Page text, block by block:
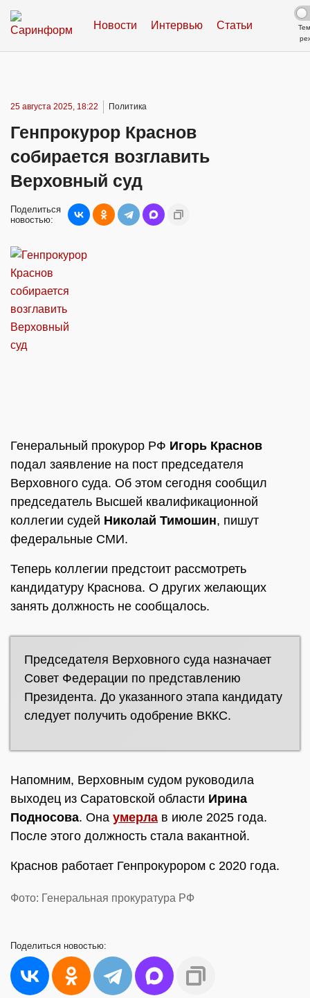
Новости Интервью Статьи
25 августа 2025, 18:22 Политика
Генпрокурор Краснов
собирается возглавить
Верховный суд
Поделиться
новостью:
Генеральный прокурор РФ Игорь Краснов
подал заявление на пост председателя
Верховного суда. Об этом сегодня сообщил
председатель Высшей квалификационной
коллегии судей Николай Тимошин, пишут
федеральные СМИ.
Теперь коллегии предстоит рассмотреть
кандидатуру Краснова. О других желающих
занять должность не сообщалось.
Председателя Верховного суда назначает
Совет Федерации по представлению
Президента. До указанного этапа кандидату
следует получить одобрение ВККС.
Напомним, Верховным судом руководила
выходец из Саратовской области Ирина
Подносова. Она умерла в июле 2025 года.
После этого должность стала вакантной.
Краснов работает Генпрокурором с 2020 года.
Фото: Генеральная прокуратура РФ
Поделиться новостью: